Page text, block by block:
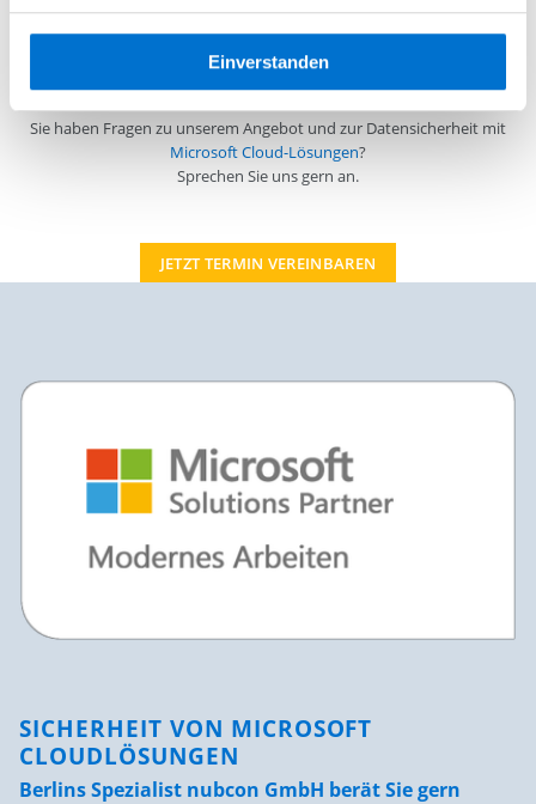
Einverstanden
Sie als unser Kunde haben die volle Kontrolle und
Entscheidungsgewalt über die Erfassung, Verwendung und
Verbreitung Ihrer Geschäftsdaten.
Sie haben Fragen zu unserem Angebot und zur Datensicherheit mit
Microsoft Cloud-Lösungen?
Sprechen Sie uns gern an.
JETZT TERMIN VEREINBAREN
SICHERHEIT VON MICROSOFT
CLOUDLÖSUNGEN
Berlins Spezialist nubcon GmbH berät Sie gern